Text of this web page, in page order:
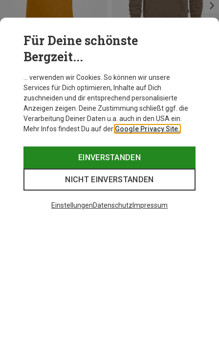
Wild Country
Herren Session 3 T-Shirt
M L
Für Deine schönste
Bergzeit...
… verwenden wir Cookies. So können wir unsere
Services für Dich optimieren, Inhalte auf Dich
zuschneiden und dir entsprechend personalisierte
Anzeigen zeigen. Deine Zustimmung schließt ggf. die
Verarbeitung Deiner Daten u.a. auch in den USA ein.
Mehr Infos findest Du auf der Google Privacy Site.
EINVERSTANDEN
NICHT EINVERSTANDEN
EinstellungenDatenschutz Impressum